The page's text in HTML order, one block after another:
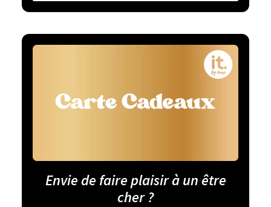
Envie de faire plaisir à un être
cher ?